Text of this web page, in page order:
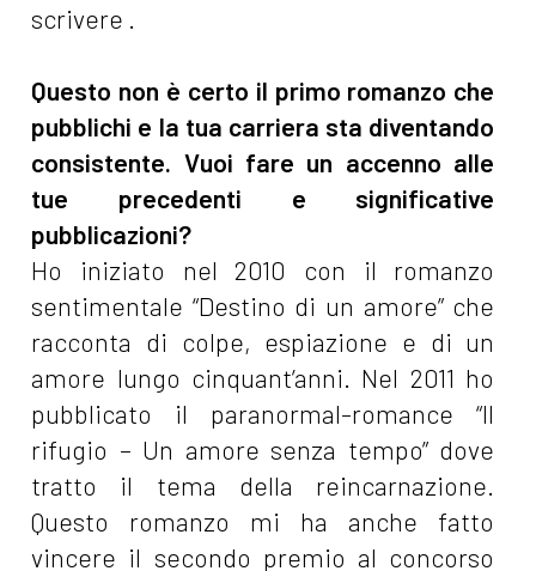
scrivere .
Questo non è certo il primo romanzo che
pubblichi e la tua carriera sta diventando
consistente. Vuoi fare un accenno alle
tue precedenti e significative
pubblicazioni?
Ho iniziato nel 2010 con il romanzo
sentimentale “Destino di un amore” che
racconta di colpe, espiazione e di un
amore lungo cinquant’anni. Nel 2011 ho
pubblicato il paranormal-romance “Il
rifugio – Un amore senza tempo” dove
tratto il tema della reincarnazione.
Questo romanzo mi ha anche fatto
vincere il secondo premio al concorso